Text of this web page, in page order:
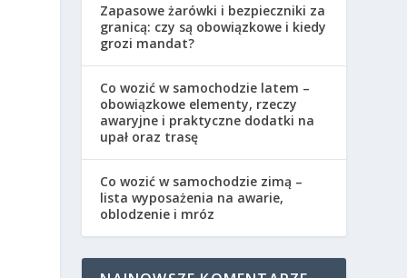
Zapasowe żarówki i bezpieczniki za
granicą: czy są obowiązkowe i kiedy
grozi mandat?
Co wozić w samochodzie latem –
obowiązkowe elementy, rzeczy
awaryjne i praktyczne dodatki na
upał oraz trasę
Co wozić w samochodzie zimą –
lista wyposażenia na awarie,
oblodzenie i mróz